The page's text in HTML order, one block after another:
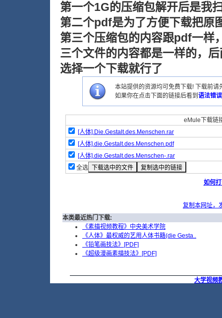
第一个1G的压缩包解开后是我
第二个pdf是为了方便下载把原
第三个压缩包的内容跟pdf一样
三个文件的内容都是一样的，
选择一个下载就行了
本站提供的资源均可免费下载! 下载前
如果你在点击下面的链接后看到 语法错误
eMule下载链
[人体].Die.Gestalt.des.Menschen.rar
[人体].die.Gestalt.des.Menschen.pdf
[人体].die.Gestalt.des.Menschen-.rar
全选
如何
复制本网址，
本类最近热门下载:
《素描视频教程》中央美术学院
《人体》最权威的艺用人体书籍(die Gesta..
《铅笔画技法》[PDF]
《超级漫画素描技法》[PDF]
大学视频